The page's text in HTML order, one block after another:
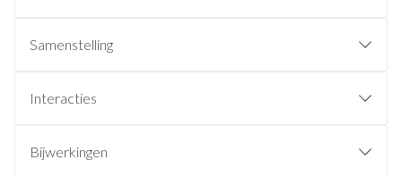
Samenstelling
Interacties
Bijwerkingen